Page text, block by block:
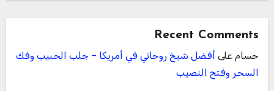
Recent Comments
حسامعلى أفضل شيخ روحاني في أمريكا – جلب الحبيب وفك
السحر وفتح النصيب